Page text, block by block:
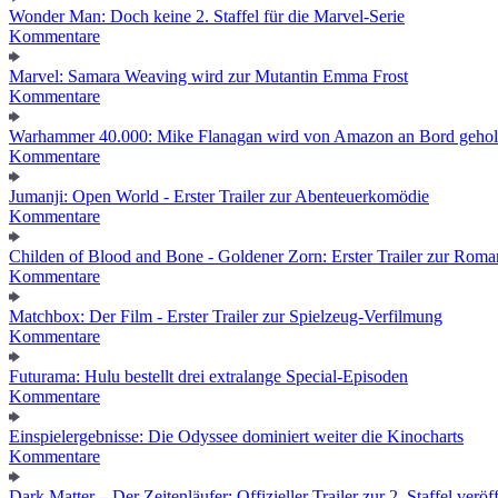
Wonder Man: Doch keine 2. Staffel für die Marvel-Serie
Kommentare
Marvel: Samara Weaving wird zur Mutantin Emma Frost
Kommentare
Warhammer 40.000: Mike Flanagan wird von Amazon an Bord
Kommentare
Jumanji: Open World - Erster Trailer zur Abenteuerkomödie
Kommentare
Childen of Blood and Bone - Goldener Zorn: Erster Trailer zur
Kommentare
Matchbox: Der Film - Erster Trailer zur Spielzeug-Verfilmung
Kommentare
Futurama: Hulu bestellt drei extralange Special-Episoden
Kommentare
Einspielergebnisse: Die Odyssee dominiert weiter die Kinocharts
Kommentare